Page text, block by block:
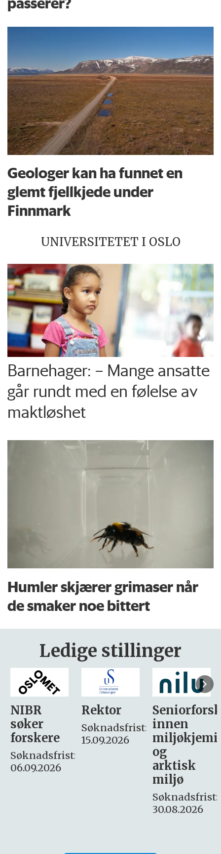
Geologer kan ha funnet en
glemt fjellkjede under
Finnmark
UNIVERSITETET I OSLO
Barnehager: – Mange ansatte
går rundt med en følelse av
maktløshet
Humler skjærer grimaser når
de smaker noe bittert
Ledige stillinger
Rektor
Søknadsfrist:
15.09.2026
Seniorforsker
innen
miljøkjemi
søker
– fast
Søknadsfrist:
16. august.